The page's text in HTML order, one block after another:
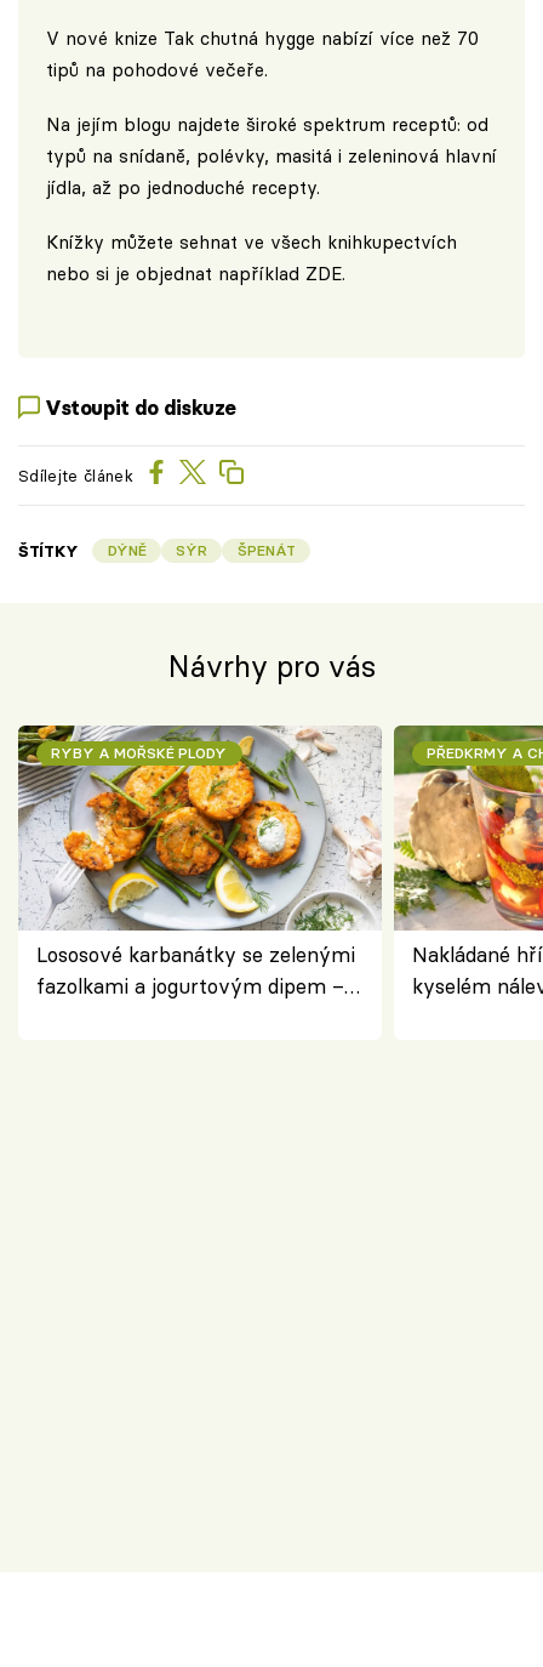
V nové knize Tak chutná hygge nabízí více než 70
tipů na pohodové večeře.
Na jejím blogu najdete široké spektrum receptů: od
typů na snídaně, polévky, masitá i zeleninová hlavní
jídla, až po jednoduché recepty.
Knížky můžete sehnat ve všech knihkupectvích
nebo si je objednat například ZDE.
Vstoupit do diskuze
Sdílejte článek
ŠTÍTKY DÝNĚ SÝR ŠPENÁT
Návrhy pro vás
RYBY A MOŘSKÉ PLODY
Lososové karbanátky se zelenými
fazolkami a jogurtovým dipem –
PŘEDKRMY A
Nakládané
kyselém